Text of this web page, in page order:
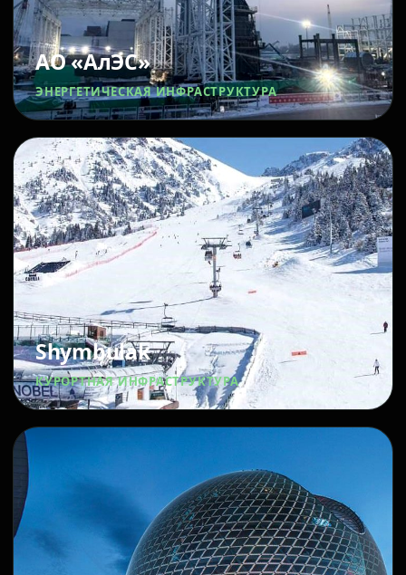
АО «АлЭС»
ЭНЕРГЕТИЧЕСКАЯ ИНФРАСТРУКТУРА
Shymbulak
КУРОРТНАЯ ИНФРАСТРУКТУРА